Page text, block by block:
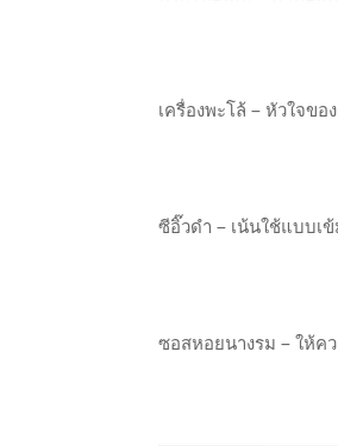
เครื่องพะโล้ – หัวใจข
ซีอิ๊วดำ – เน้นใช้แบบเ
ซอสหอยนางรม – ให้ค